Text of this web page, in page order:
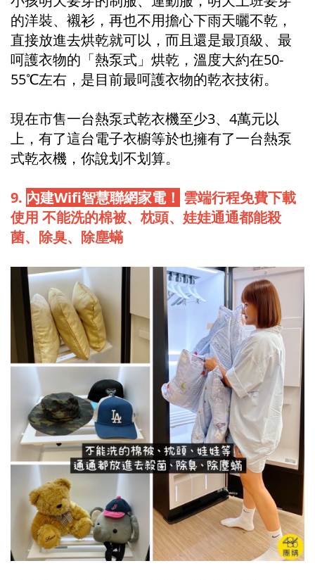
的洋裝、襯衫，再也不用擔心下雨天曬不乾，
直接放進去烘乾就可以，而且還是最頂級、最
呵護衣物的「熱泵式」烘乾，溫度大約在50-
55℃左右，是目前最呵護衣物的乾衣技術。
現在市售一台熱泵式乾衣機至少3、4萬元以
上，有了這台電子衣櫥等於也擁有了一台熱泵
式乾衣機，你說划不划算。
9. 內建Wifi智慧聯網家電！ 雲端行程免費下載
使用 不能洗的棉被、枕頭、娃娃通通都能殺
菌、除臭、除塵蟎